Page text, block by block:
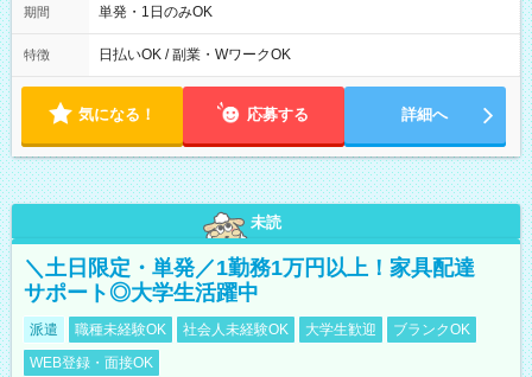
～9/19のみ下記シフトもあります！ 12：00～16：00 ＊9/6～
00
期間 単発・1日のみOK
特徴 日払いOK / 副業・WワークOK
気になる！ 応募する 詳細へ
未読
＼土日限定・単発／1勤務1万円以上！家具配達
サポート◎大学生活躍中
派遣 職種未経験OK 社会人未経験OK 大学生歓迎
ブランクOK
WEB登録・面接OK